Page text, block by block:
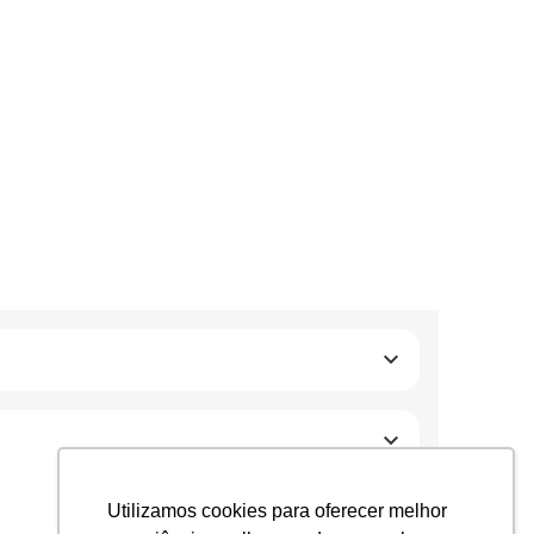
Utilizamos cookies para oferecer melhor